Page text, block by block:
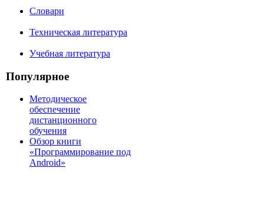
Словари
Техническая литература
Учебная литература
Популярное
Методическое
обеспечение
дистанционного
обучения
Обзор книги
«Программирование под
Android»